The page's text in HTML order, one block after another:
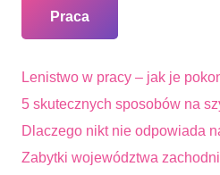
Praca
Lenistwo w pracy – jak je
5 skutecznych sposobów na
Dlaczego nikt nie odpowiada
Zabytki województwa